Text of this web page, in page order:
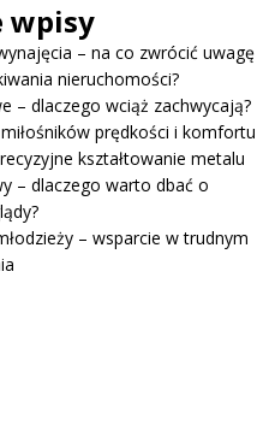
wpisy
– na co zwrócić uwagę
nieruchomości?
– dlaczego wciąż zachwycają?
prędkości i komfortu
kształtowanie metalu
– dlaczego warto dbać o
– wsparcie w trudnym